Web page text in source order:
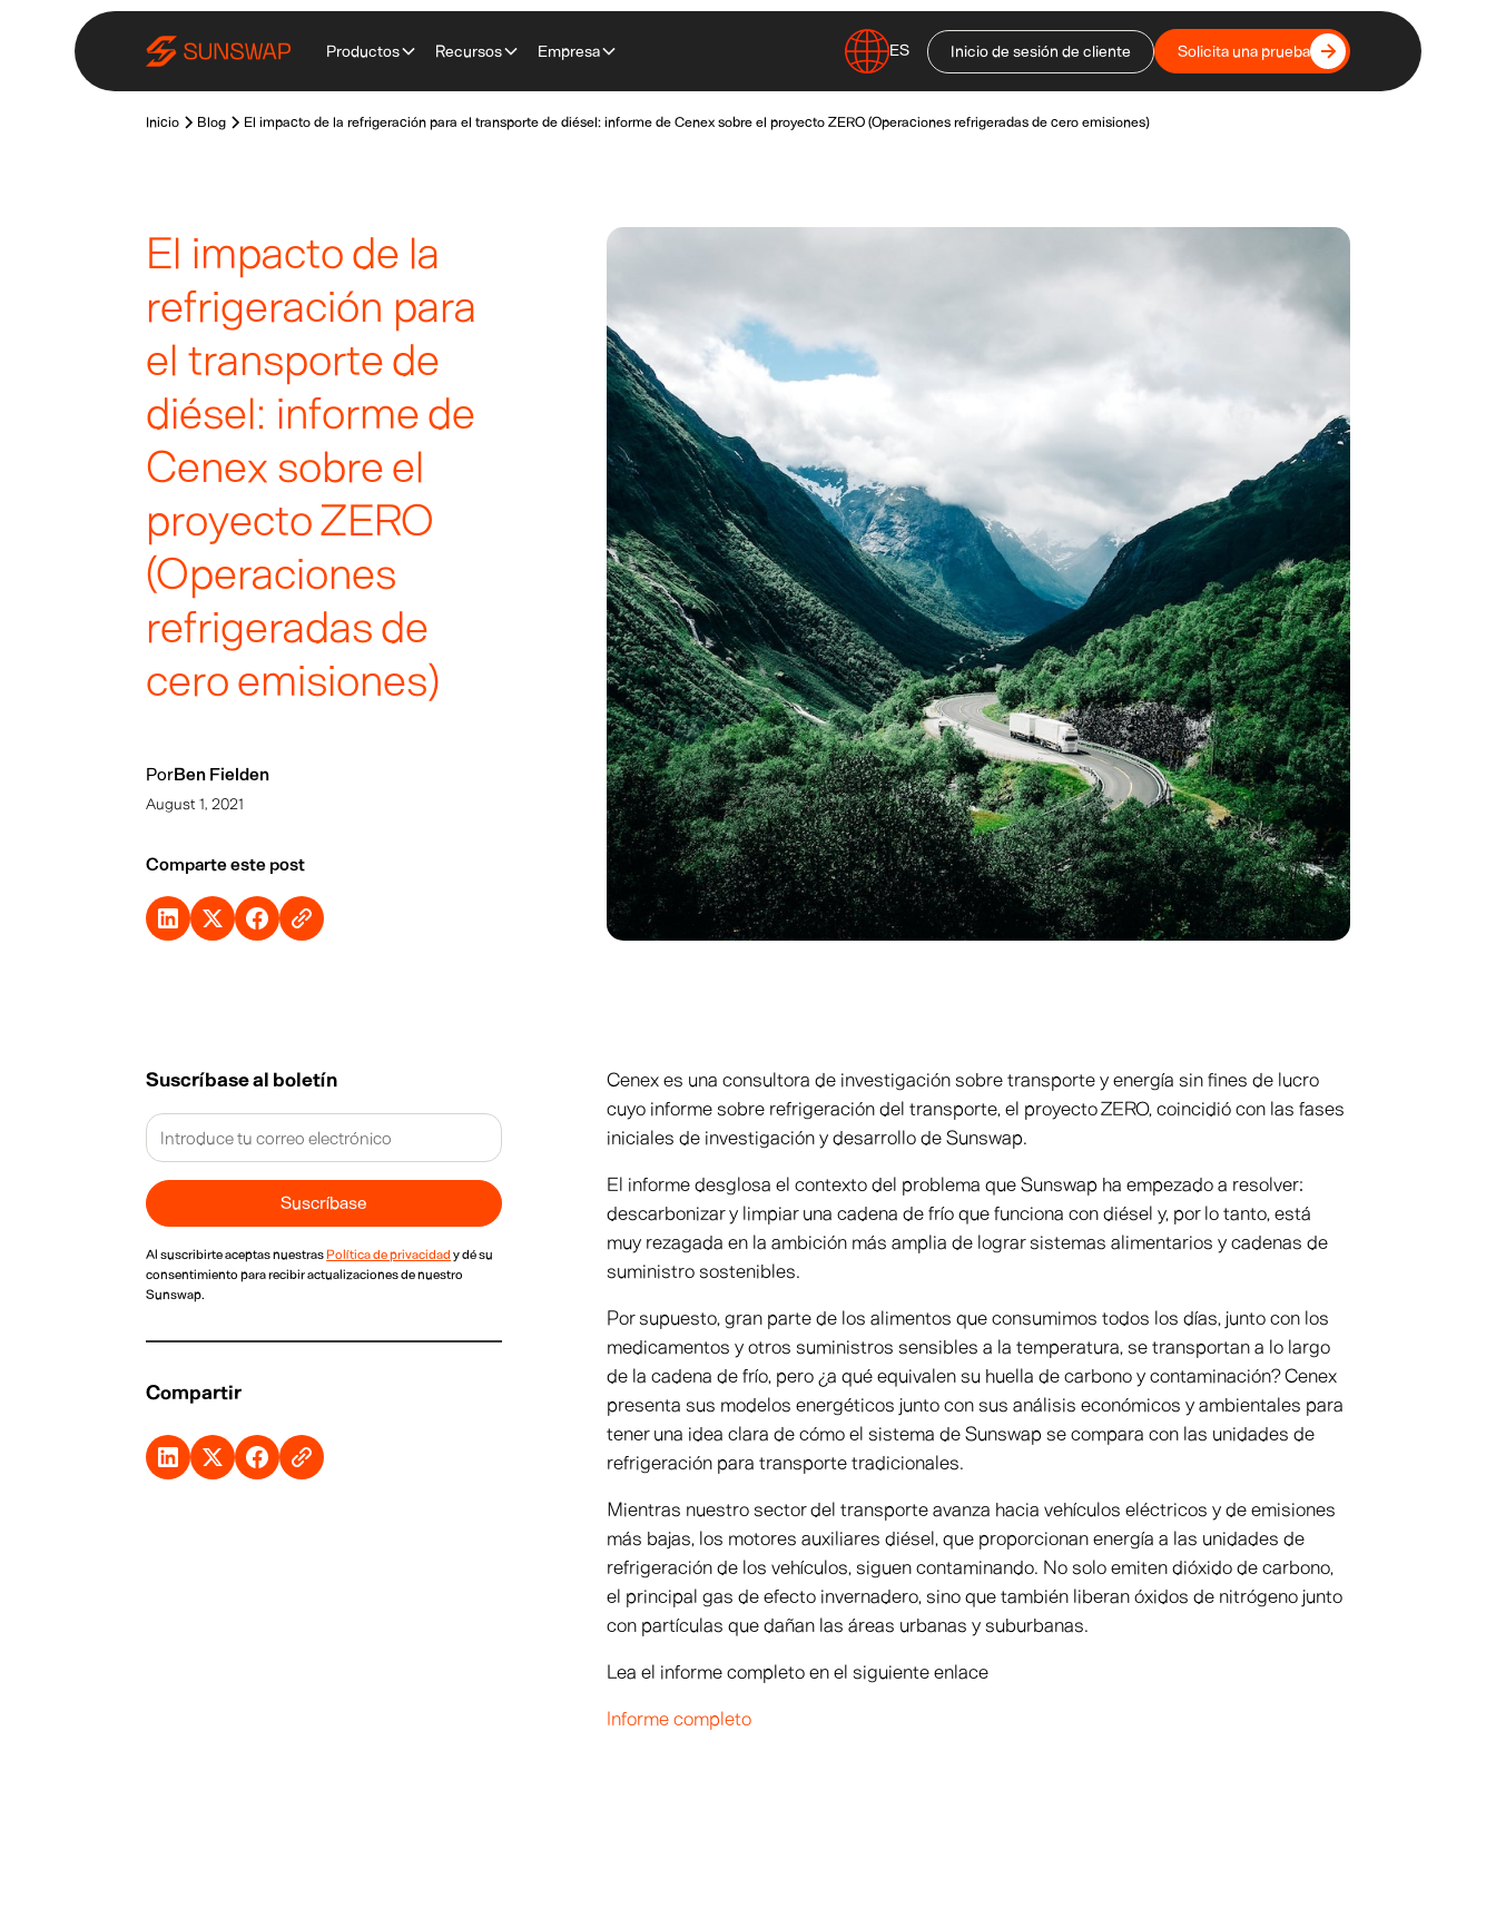
Productos Recursos Empresa ES Inicio de sesión de cliente Solicita una prueba
Inicio Blog El impacto de la refrigeración para el transporte de diésel: informe de Cenex sobre el proyecto ZERO (Operaciones refrigeradas de cero emisiones)
El impacto de la
refrigeración para
el transporte de
diésel: informe de
Cenex sobre el
proyecto ZERO
(Operaciones
refrigeradas de
cero emisiones)
PorBen Fielden
August 1, 2021
Comparte este post
Suscríbase al boletín
Al suscribirte aceptas nuestras Política de privacidad y dé su
consentimiento para recibir actualizaciones de nuestro
Sunswap.
Compartir
Cenex es una consultora de investigación sobre transporte y energía sin fines de lucro
cuyo informe sobre refrigeración del transporte, el proyecto ZERO, coincidió con las fases
iniciales de investigación y desarrollo de Sunswap.
El informe desglosa el contexto del problema que Sunswap ha empezado a resolver:
descarbonizar y limpiar una cadena de frío que funciona con diésel y, por lo tanto, está
muy rezagada en la ambición más amplia de lograr sistemas alimentarios y cadenas de
suministro sostenibles.
Por supuesto, gran parte de los alimentos que consumimos todos los días, junto con los
medicamentos y otros suministros sensibles a la temperatura, se transportan a lo largo
de la cadena de frío, pero ¿a qué equivalen su huella de carbono y contaminación? Cenex
presenta sus modelos energéticos junto con sus análisis económicos y ambientales para
tener una idea clara de cómo el sistema de Sunswap se compara con las unidades de
refrigeración para transporte tradicionales.
Mientras nuestro sector del transporte avanza hacia vehículos eléctricos y de emisiones
más bajas, los motores auxiliares diésel, que proporcionan energía a las unidades de
refrigeración de los vehículos, siguen contaminando. No solo emiten dióxido de carbono,
el principal gas de efecto invernadero, sino que también liberan óxidos de nitrógeno junto
con partículas que dañan las áreas urbanas y suburbanas.
Lea el informe completo en el siguiente enlace
Informe completo